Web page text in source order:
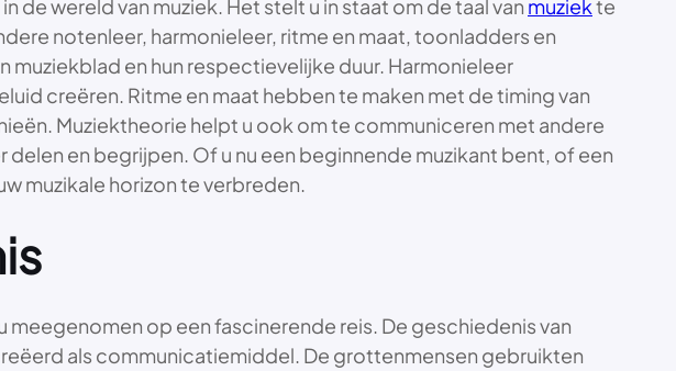
wereld van muziek. Het stelt u in staat om de taal van muziekte
notenleer, harmonieleer, ritme en maat, toonladders en
en hun respectievelijke duur. Harmonieleer
creëren. Ritme en maat hebben te maken met de timing van
Muziektheorie helpt u ook om te communiceren met andere
en begrijpen. Of u nu een beginnende muzikant bent, of een
muzikale horizon te verbreden.
op een fascinerende reis. De geschiedenis van
als communicatiemiddel. De grottenmensen gebruikten